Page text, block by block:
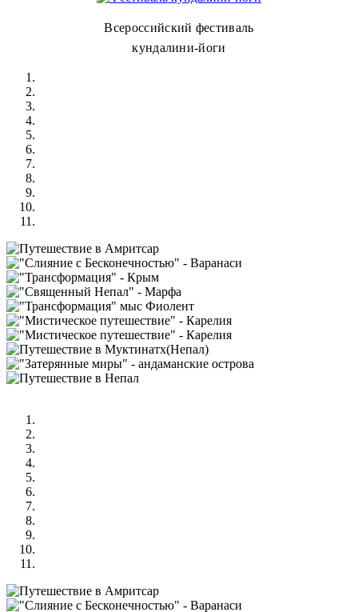
Всероссийский фестиваль
кундалини-йоги